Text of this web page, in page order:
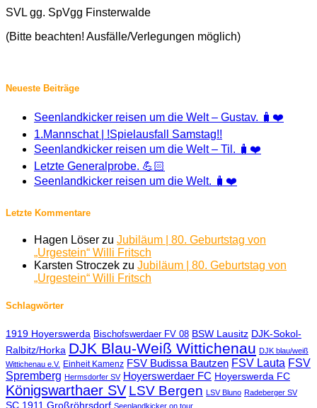
SVL gg. SpVgg Finsterwalde
(Bitte beachten! Ausfälle/Verlegungen möglich)
Neueste Beiträge
Seenlandkicker reisen um die Welt – Gustav. 🧳❤️
1.Mannschat | !Spielausfall Samstag!!
Seenlandkicker reisen um die Welt – Til. 🧳❤️
Letzte Generalprobe. 💪🏻
Seenlandkicker reisen um die Welt. 🧳❤️
Letzte Kommentare
Hagen Löser zu Jubiläum | 80. Geburtstag von
„Urgestein“ Willi Fritsch
Karsten Stroczek zu Jubiläum | 80. Geburtstag von
„Urgestein“ Willi Fritsch
Schlagwörter
1919 Hoyerswerda Bischofswerdaer FV 08 BSW Lausitz DJK-Sokol-
Ralbitz/Horka DJK Blau-Weiß Wittichenau DJK blau/weiß
Wittichenau e.V. Einheit Kamenz FSV Budissa Bautzen FSV Lauta FSV
Spremberg Hermsdorfer SV Hoyerswerdaer FC Hoyerswerda FC
Königswarthaer SV LSV Bergen LSV Bluno Radeberger SV
SC 1911 Großröhrsdorf Seenlandkicker on tour